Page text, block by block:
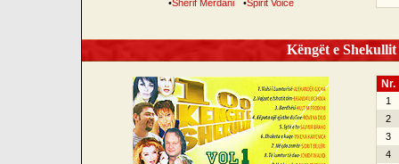
•Sherif Merdani •Spirit Voice
Këngët e
Nr.
1
2
3
4